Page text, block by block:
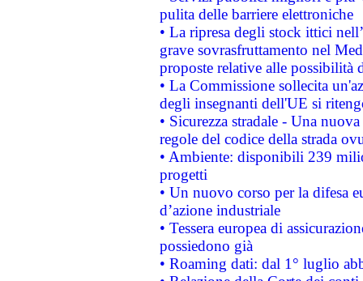
pulita delle barriere elettroniche
• La ripresa degli stock ittici
grave sovrasfruttamento nel
proposte relative alle possibilità
• La Commissione sollecita
degli insegnanti dell'UE si
• Sicurezza stradale - Una
regole del codice della strada
• Ambiente: disponibili 239
progetti
• Un nuovo corso per la difesa
d’azione industriale
• Tessera europea di
possiedono già
• Roaming dati: dal 1° luglio